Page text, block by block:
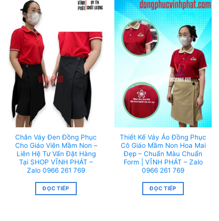
Chân Váy Đen Đồng Phục
Cho Giáo Viên Mầm Non –
Liên Hệ Tư Vấn Đặt Hàng
Tại SHOP VĨNH PHÁT –
Zalo 0966 261 769
ĐỌC TIẾP
Thiết Kế Váy Áo Đồng Phục
Cô Giáo Mầm Non Hoa Mai
Đẹp – Chuẩn Màu Chuẩn
Form | VĨNH PHÁT – Zalo
0966 261 769
ĐỌC TIẾP